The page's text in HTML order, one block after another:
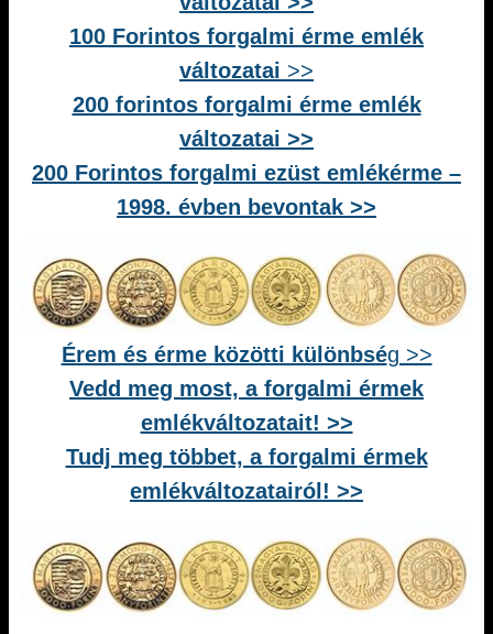
100 Forintos forgalmi érme emlék
változatai >>
200 forintos forgalmi érme emlék
változatai >>
200 Forintos forgalmi ezüst emlékérme –
1998. évben bevontak >>
Érem és érme közötti különbség >>
Vedd meg most, a forgalmi érmek
emlékváltozatait! >>
Tudj meg többet, a forgalmi érmek
emlékváltozatairól! >>